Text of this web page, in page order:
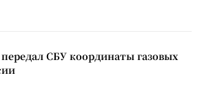
СБУ координаты газовых